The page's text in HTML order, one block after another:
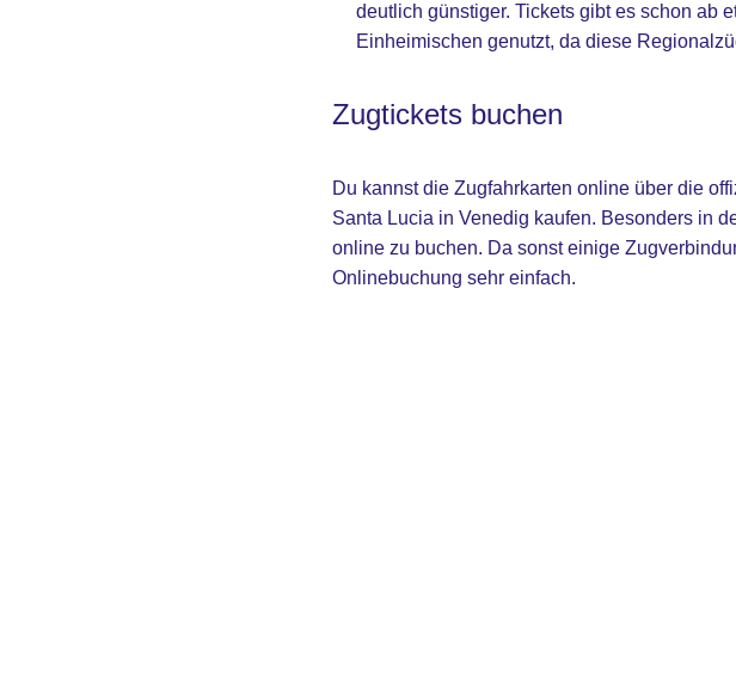
deutlich günstiger. Tickets gibt es schon ab
Einheimischen genutzt, da diese
Zugtickets buchen
Du kannst die Zugfahrkarten online über die
Santa Lucia in Venedig kaufen. Besonders in
online zu buchen. Da sonst einige
Onlinebuchung sehr einfach.